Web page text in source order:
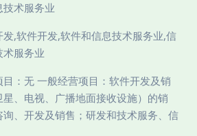
术服务业
发,软件开发,软件和信息技术服务业,信
服务业
：无 一般经营项目：软件开发及销
、电视、广播地面接收设施）的销
、开发及销售；研发和技术服务、信